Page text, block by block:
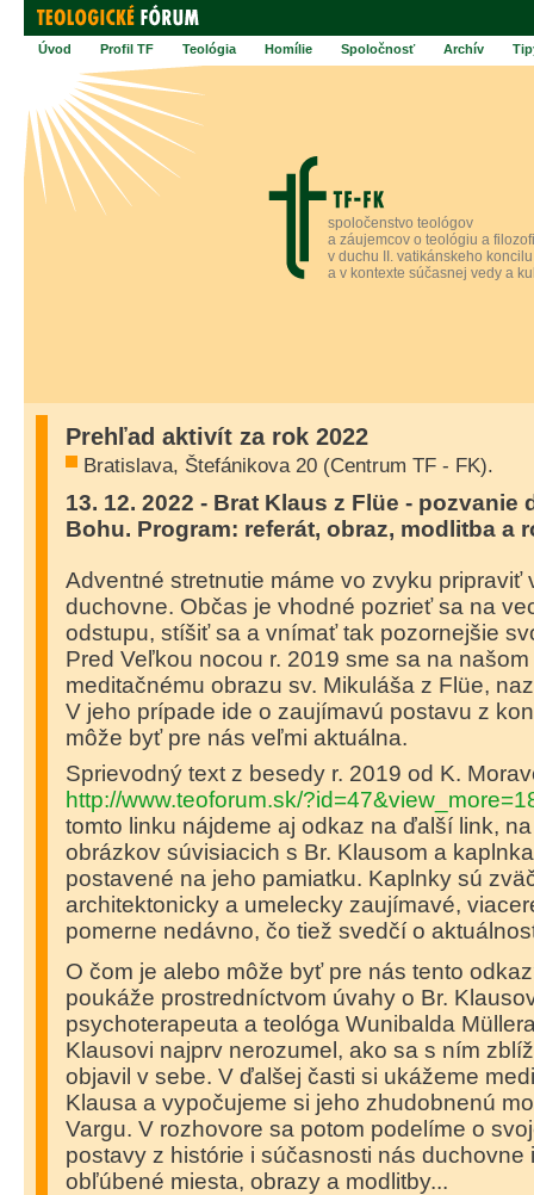
Úvod Profil TF Teológia Homílie Spoločnosť Archív
spoločenstvo teológov
a záujemcov o teológiu a
v duchu II. vatikánskeho koncilu
a v kontexte súčasnej vedy a
Prehľad aktivít za rok 2022
Bratislava, Štefánikova 20 (Centrum TF - FK).
13. 12. 2022 - Brat Klaus z Flüe - pozvanie
Bohu. Program: referát, obraz, modlitba a
Adventné stretnutie máme vo zvyku pripraviť
duchovne. Občas je vhodné pozrieť sa na
odstupu, stíšiť sa a vnímať tak pozornejšie
Pred Veľkou nocou r. 2019 sme sa na
meditačnému obrazu sv. Mikuláša z Flüe,
V jeho prípade ide o zaujímavú postavu z
môže byť pre nás veľmi aktuálna.
Sprievodný text z besedy r. 2019 od K.
http://www.teoforum.sk/
tomto linku nájdeme aj odkaz na ďalší link,
obrázkov súvisiacich s Br. Klausom a
postavené na jeho pamiatku. Kaplnky sú
architektonicky a umelecky zaujímavé,
pomerne nedávno, čo tiež svedčí o
O čom je alebo môže byť pre nás tento
poukáže prostredníctvom úvahy o Br.
psychoterapeuta a teológa Wunibalda
Klausovi najprv nerozumel, ako sa s ním
objavil v sebe. V ďalšej časti si ukážeme
Klausa a vypočujeme si jeho zhudobnenú
Vargu. V rozhovore sa potom podelíme o
postavy z histórie i súčasnosti nás duchovne
obľúbené miesta, obrazy a modlitby...